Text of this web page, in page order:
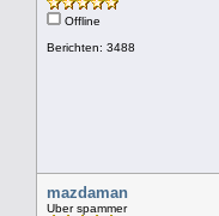
Offline
Berichten: 3488
mazdaman
Uber spammer